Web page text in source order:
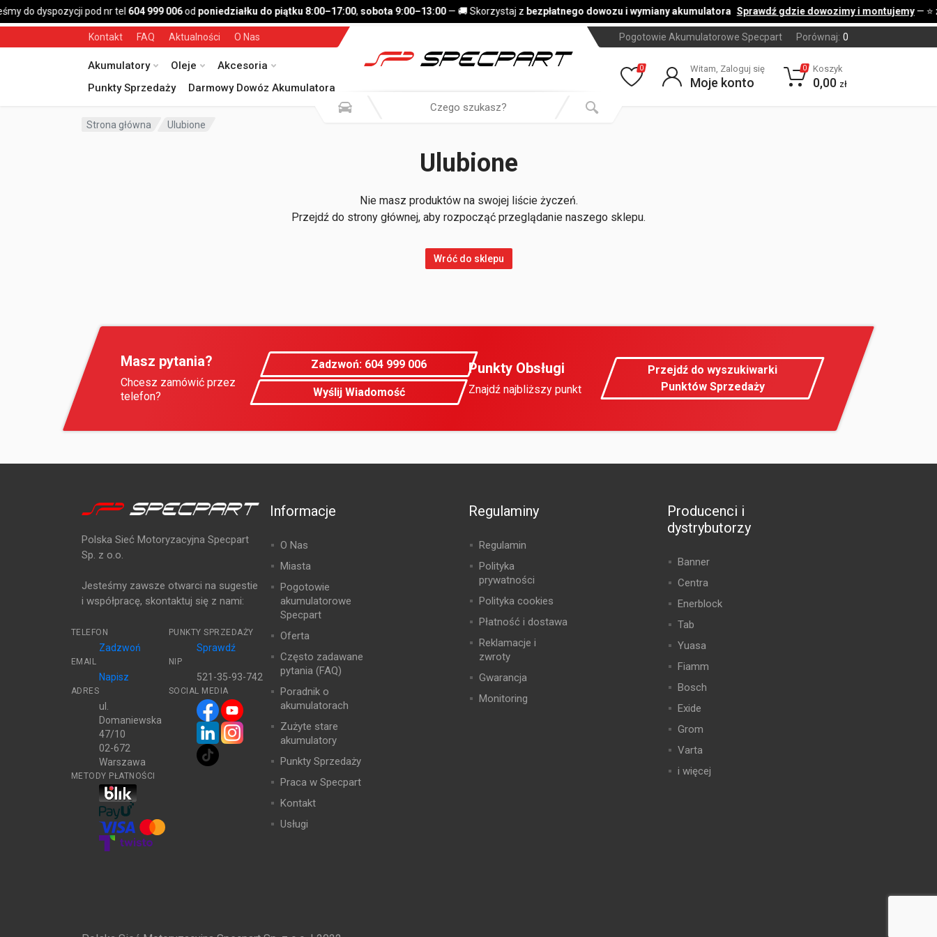
do dyspozycji pod nr tel 604 999 006od poniedziałku do piątku 8:00–17:00,sobota 9:00–13:00— 🚚 Skorzystaj zbezpłatnego dowozu i wymiany akumulatora Sprawdź gdzie dowozimy i montujemy— ⭐
Kontakt FAQ Aktualności O Nas Pogotowie Akumulatorowe Specpart Porównaj: 0
Akumulatory Oleje
Akcesoria
Punkty Sprzedaży
Darmowy Dowóz Akumulatora
0 Witam, Zaloguj się
Moje konto
0 Koszyk
0,00 zł
Strona główna Ulubione
Ulubione
Nie masz produktów na swojej liście życzeń.
Przejdź do strony głównej, aby rozpocząć przeglądanie naszego sklepu.
Wróć do sklepu
Masz pytania?
Chcesz zamówić przez
telefon?
Zadzwoń: 604 999 006
Wyślij Wiadomość
Punkty Obsługi
Znajdź najbliższy punkt
Przejdź do wyszukiwarki
Punktów Sprzedaży
Polska Sieć Motoryzacyjna Specpart
Sp. z o.o.
Jesteśmy zawsze otwarci na sugestie
i współpracę, skontaktuj się z nami:
TELEFON
Zadzwoń
PUNKTY SPRZEDAŻY
Sprawdź
EMAIL
Napisz
NIP
521-35-93-742
ADRES
ul.
Domaniewska
47/10
02-672
Warszawa
SOCIAL MEDIA
METODY PŁATNOŚCI
Informacje
O Nas
Miasta
Pogotowie
akumulatorowe
Specpart
Oferta
Często zadawane
pytania (FAQ)
Poradnik o
akumulatorach
Zużyte stare
akumulatory
Punkty Sprzedaży
Praca w Specpart
Kontakt
Usługi
Regulaminy
Regulamin
Polityka
prywatności
Polityka cookies
Płatność i dostawa
Reklamacje i
zwroty
Gwarancja
Monitoring
Producenci i
dystrybutorzy
Banner
Centra
Enerblock
Tab
Yuasa
Fiamm
Bosch
Exide
Grom
Varta
i więcej